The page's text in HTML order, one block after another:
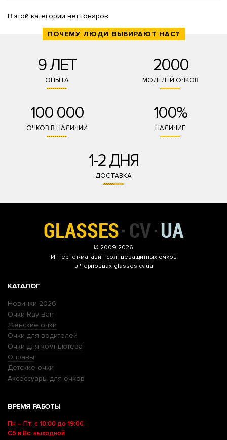
В этой категории нет товаров.
ПОЧЕМУ ЛЮДИ ВЫБИРАЮТ НАС?
9 ЛЕТ
ОПЫТА
2000
МОДЕЛЕЙ ОЧКОВ
100 000
ОЧКОВ В НАЛИЧИИ
100%
НАЛИЧИЕ
1-2 ДНЯ
ДОСТАВКА
© 2009-2026
Интернет-магазин солнцезащитных очков
в Черновцах glasses.cv.ua
КАТАЛОГ
Новинки 2026
Очки Ray Ban
Женские очки
Очки для водителей
Очки для компьютера
Оправы
Детские очки
Аксессуары для очков
ВРЕМЯ РАБОТЫ
Пн – Пт: с 10:00 до 19:00
Сб и Вс: выходной